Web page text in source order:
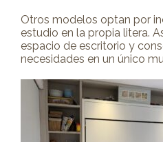
Otros modelos optan por
estudio en la propia litera.
espacio de escritorio y
necesidades en un único